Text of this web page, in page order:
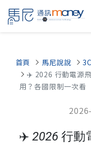
首頁 馬尼說說
✈️ 2026 行動電源
用？各國限制一次看
✈️ 2026 行動